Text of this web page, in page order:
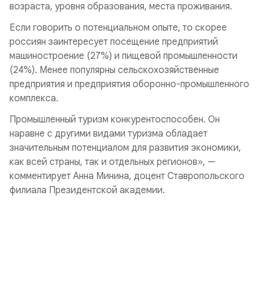
возраста, уровня образования, места проживания.
Если говорить о потенциальном опыте, то скорее
россиян заинтересует посещение предприятий
машиностроение (27%) и пищевой промышленности
(24%). Менее популярны сельскохозяйственные
предприятия и предприятия оборонно-промышленного
комплекса.
Промышленный туризм конкурентоспособен. Он
наравне с другими видами туризма обладает
значительным потенциалом для развития экономики,
как всей страны, так и отдельных регионов», —
комментирует Анна Минина, доцент Ставропольского
филиала Президентской академии.